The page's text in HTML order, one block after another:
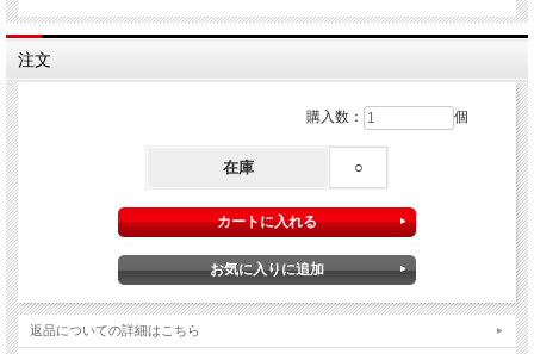
注文
購入数： 個
在庫 ○
返品についての詳細はこちら